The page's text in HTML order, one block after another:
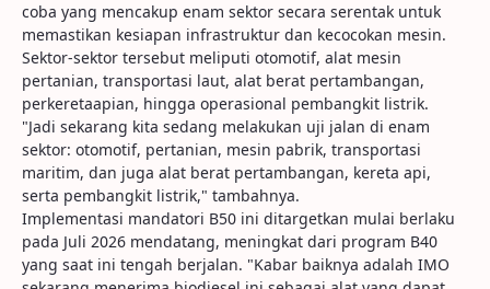
coba yang mencakup enam sektor secara serentak untuk
memastikan kesiapan infrastruktur dan kecocokan mesin.
Sektor-sektor tersebut meliputi otomotif, alat mesin
pertanian, transportasi laut, alat berat pertambangan,
perkeretaapian, hingga operasional pembangkit listrik.
"Jadi sekarang kita sedang melakukan uji jalan di enam
sektor: otomotif, pertanian, mesin pabrik, transportasi
maritim, dan juga alat berat pertambangan, kereta api,
serta pembangkit listrik," tambahnya.
Implementasi mandatori B50 ini ditargetkan mulai berlaku
pada Juli 2026 mendatang, meningkat dari program B40
yang saat ini tengah berjalan. "Kabar baiknya adalah IMO